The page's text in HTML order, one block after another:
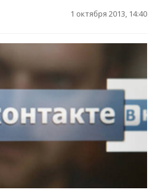
1 октября 2013, 14:40